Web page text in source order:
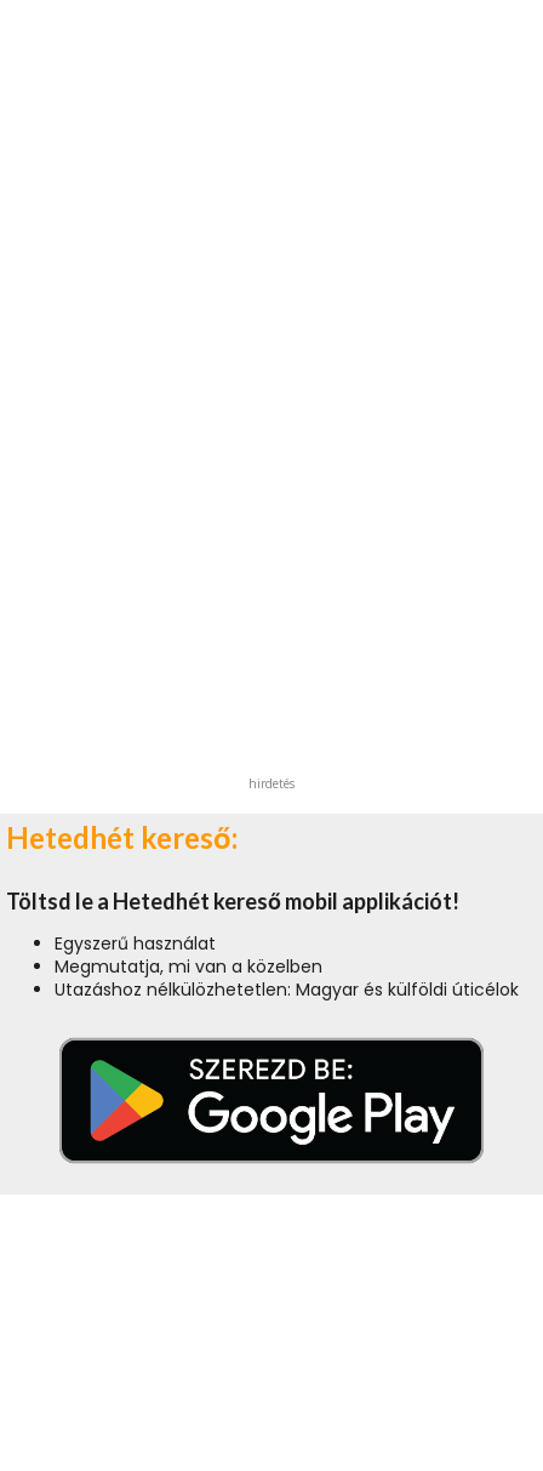
hirdetés
Hetedhét kereső:
Töltsd le a Hetedhét kereső mobil applikációt!
Egyszerű használat
Megmutatja, mi van a közelben
Utazáshoz nélkülözhetetlen: Magyar és külföldi úticélok